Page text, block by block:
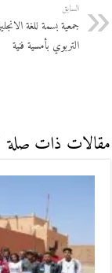
السابق
جمعية بسمة للغة
التربوي بأمسية فنية
مقالات ذات صلة